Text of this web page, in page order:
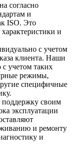
согласно
и
ISO. Это
и
с учетом
клиента. Наши
с учетом таких
режимы,
специфичные
поддержку своим
эксплуатации
и ремонту
и